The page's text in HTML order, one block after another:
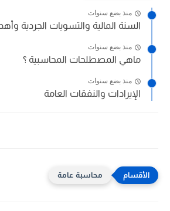
منذ بضع سنوات
السنة المالية والتسويات الجردية
منذ بضع سنوات
ماهي المصطلحات المحاسبية ؟
منذ بضع سنوات
الإيرادات والنفقات العامة
محاسبة عامة